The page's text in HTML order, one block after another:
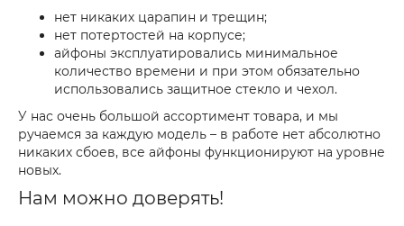
нет никаких царапин и трещин;
нет потертостей на корпусе;
айфоны эксплуатировались минимальное
количество времени и при этом обязательно
использовались защитное стекло и чехол.
У нас очень большой ассортимент товара, и мы
ручаемся за каждую модель – в работе нет абсолютно
никаких сбоев, все айфоны функционируют на уровне
новых.
Нам можно доверять!